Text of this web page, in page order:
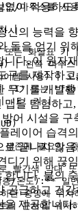
없이 적응하도
신의 능력을
돌을 얻기 위
니다. 이 원자
구를 제작하고
무기를 개발
을 탐험하고
어 시설을 구
레이어 습격
끝나지 않
디기 위해 끊
합니다. 불의
공급하고 건
을 제공합니다.
/마우스를 사
|
는 화살표 키
) | 왼쪽 마우
템 사용) | 오
| 'I' 또는
| 'E' 키 |
존에 필요한 중
간색 막대 또
도):** 일반적
중앙에 위치하
근처에 위치하